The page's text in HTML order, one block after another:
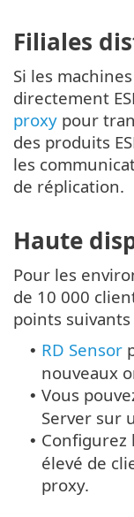
Filiales
Si les
directement
proxy pour
des produits
les
de réplication.
Haute
Pour les
de 10 000
points suivants
• RD Sensor
nouveaux
• Vous
Server sur
• Configurez
élevé de
proxy.